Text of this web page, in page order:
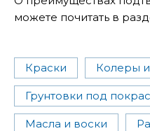
можете почитать в
Краски Колеры
Грунтовки под
Масла и воски